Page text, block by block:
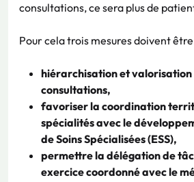
consultations, ce sera plus de
Pour cela trois mesures doivent
hiérarchisation et valorisation
consultations,
favoriser la coordination
spécialités avec le
de Soins Spécialisées (ESS),
permettre la délégation de
exercice coordonné avec le